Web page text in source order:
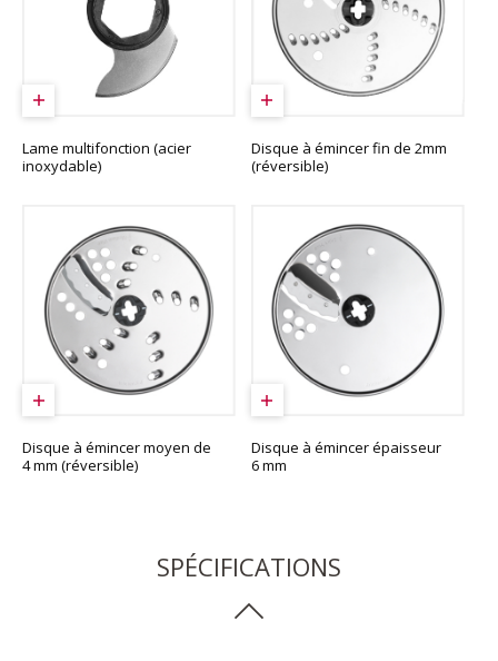
Lame multifonction (acier
inoxydable)
Disque à émincer fin de 2mm
(réversible)
Disque à émincer moyen de
4 mm (réversible)
Disque à émincer épaisseur
6 mm
SPÉCIFICATIONS